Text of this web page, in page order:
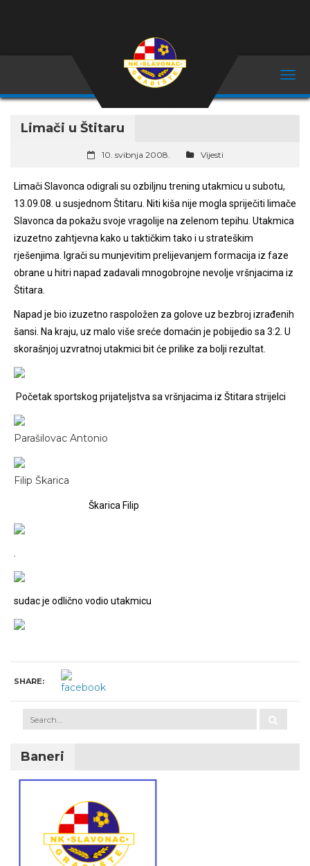
Limači u Štitaru
10. svibnja 2008. Vijesti
Limači Slavonca odigrali su ozbiljnu trening utakmicu u subotu,
13.09.08. u susjednom Štitaru. Niti kiša nije mogla spriječiti limače
Slavonca da pokažu svoje vragolije na zelenom tepihu. Utakmica
izuzetno zahtjevna kako u taktičkim tako i u strateškim
rješenjima. Igrači su munjevitim prelijevanjem formacija iz faze
obrane u hitri napad zadavali mnogobrojne nevolje vršnjacima iz
Štitara.
Napad je bio izuzetno raspoložen za golove uz bezbroj izrađenih
šansi. Na kraju, uz malo više sreće domaćin je pobijedio sa 3:2. U
skorašnjoj uzvratnoj utakmici bit će prilike za bolji rezultat.
Početak sportskog prijateljstva sa vršnjacima iz Štitara strijelci
Parašilovac Antonio
Filip Škarica
Škarica Filip
sudac je odlično vodio utakmicu
SHARE:
Baneri